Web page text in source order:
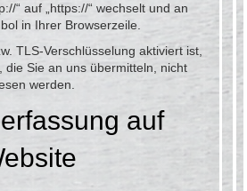
“ auf „https://“ wechselt und an
in Ihrer Browserzeile.
TLS-Verschlüsselung aktiviert ist,
die Sie an uns übermitteln, nicht
werden.
auf